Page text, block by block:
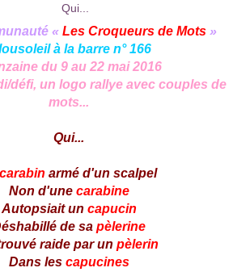
« Les Croqueurs de Mots »
à la barre n° 166
du 9 au 22 mai 2016
défi, un logo rallye avec couples de
mots...
Qui...
carabin armé d'un scalpel
Non d'une carabine
Autopsiait un capucin
de sa pèlerine
raide par un pèlerin
Dans les capucines